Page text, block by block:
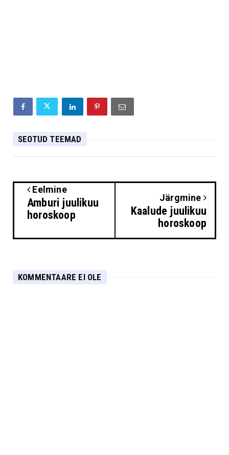
SEOTUD TEEMAD
Eelmine
Amburi juulikuu
horoskoop
Järgmine
Kaalude juulikuu
horoskoop
KOMMENTAARE EI OLE